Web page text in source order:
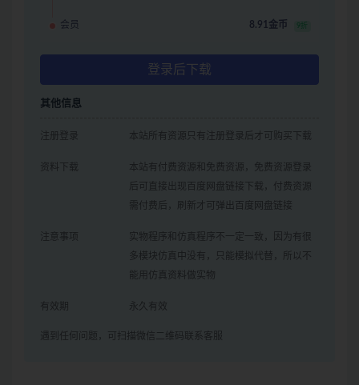
会员 8.91金币 9折
登录后下载
其他信息
注册登录 本站所有资源只有注册登录后才可购买下载
资料下载
本站有付费资源和免费资源，免费资源登录
后可直接出现百度网盘链接下载，付费资源
需付费后，刷新才可弹出百度网盘链接
注意事项
实物程序和仿真程序不一定一致，因为有很
多模块仿真中没有，只能模拟代替，所以不
能用仿真资料做实物
有效期 永久有效
遇到任何问题，可扫描微信二维码联系客服